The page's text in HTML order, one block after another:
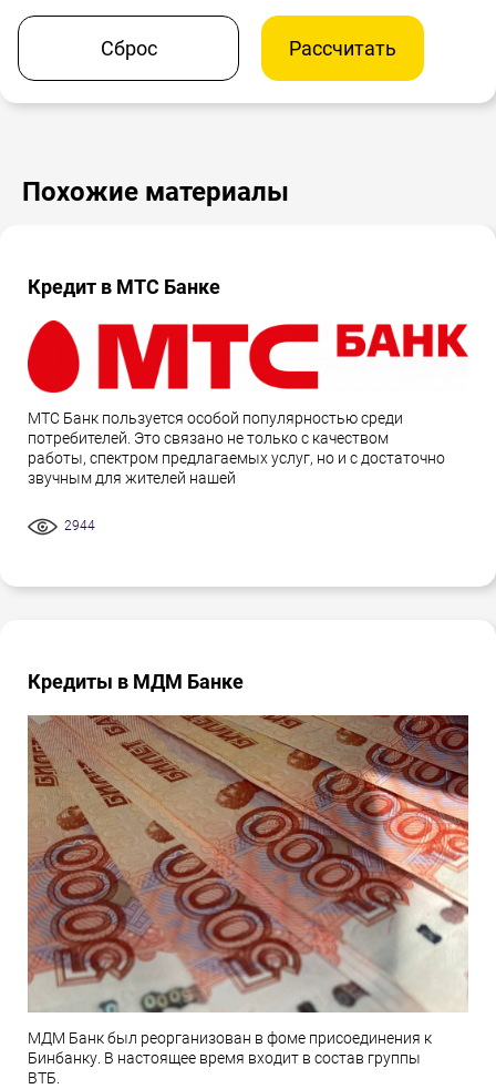
Сброс Рассчитать
Похожие материалы
Кредит в МТС Банке
МТС Банк пользуется особой популярностью среди
потребителей. Это связано не только с качеством
работы, спектром предлагаемых услуг, но и с достаточно
звучным для жителей нашей
2944
Кредиты в МДМ Банке
МДМ Банк был реорганизован в фоме присоединения к
Бинбанку. В настоящее время входит в состав группы
ВТБ.